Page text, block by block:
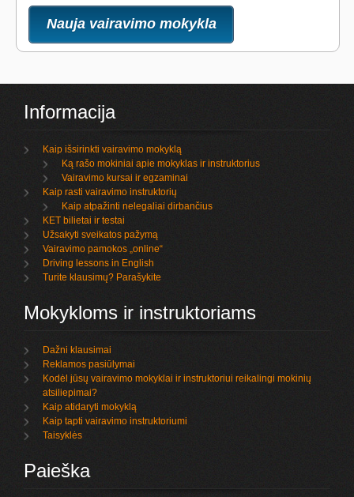
Nauja vairavimo mokykla
Informacija
Kaip išsirinkti vairavimo mokyklą
Ką rašo mokiniai apie mokyklas ir instruktorius
Vairavimo kursai ir egzaminai
Kaip rasti vairavimo instruktorių
Kaip atpažinti nelegaliai dirbančius
KET bilietai ir testai
Užsakyti sveikatos pažymą
Vairavimo pamokos „online“
Driving lessons in English
Turite klausimų? Parašykite
Mokykloms ir instruktoriams
Dažni klausimai
Reklamos pasiūlymai
Kodėl jūsų vairavimo mokyklai ir instruktoriui reikalingi mokinių
atsiliepimai?
Kaip atidaryti mokyklą
Kaip tapti vairavimo instruktoriumi
Taisyklės
Paieška